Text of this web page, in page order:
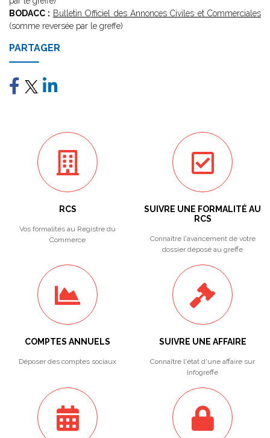
BODACC : Bulletin Officiel des Annonces Civiles et Commerciales
(somme reversée par le greffe)
PARTAGER
RCS
Vos formalités au Registre du
Commerce
SUIVRE UNE FORMALITÉ AU
RCS
Connaître l'avancement de votre
dossier déposé au greffe
COMPTES ANNUELS
Déposer des comptes sociaux
SUIVRE UNE AFFAIRE
Connaître l'état d'une affaire sur
Infogreffe